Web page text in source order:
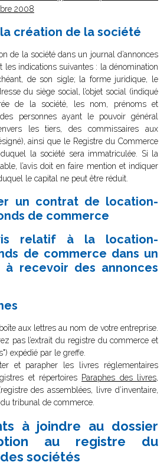
2008
création de la société
de la société dans un journal d’annonces
les indications suivantes : la dénomination
de son sigle; la forme juridique, le
du siège social, l’objet social (indiqué
de la société, les nom, prénoms et
personnes ayant le pouvoir général
les tiers, des commissaires aux
ainsi que le Registre du Commerce
la société sera immatriculée. Si la
l’avis doit en faire mention et indiquer
le capital ne peut être réduit.
un contrat de location-
de commerce
relatif à la location-
de commerce dans un
à recevoir des annonces
aux lettres au nom de votre entreprise.
pas l’extrait du registre du commerce et
expédié par le greffe.
et parapher les livres réglementaires
et répertoires Paraphes des livres,
des assemblées, livre d’inventaire,
tribunal de commerce.
à joindre au dossier
au registre du
sociétés